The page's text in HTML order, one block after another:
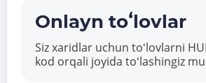
Onlayn toʻlovlar
Siz xaridlar uchun toʻlovlarni
kod orqali joyida toʻlashingiz